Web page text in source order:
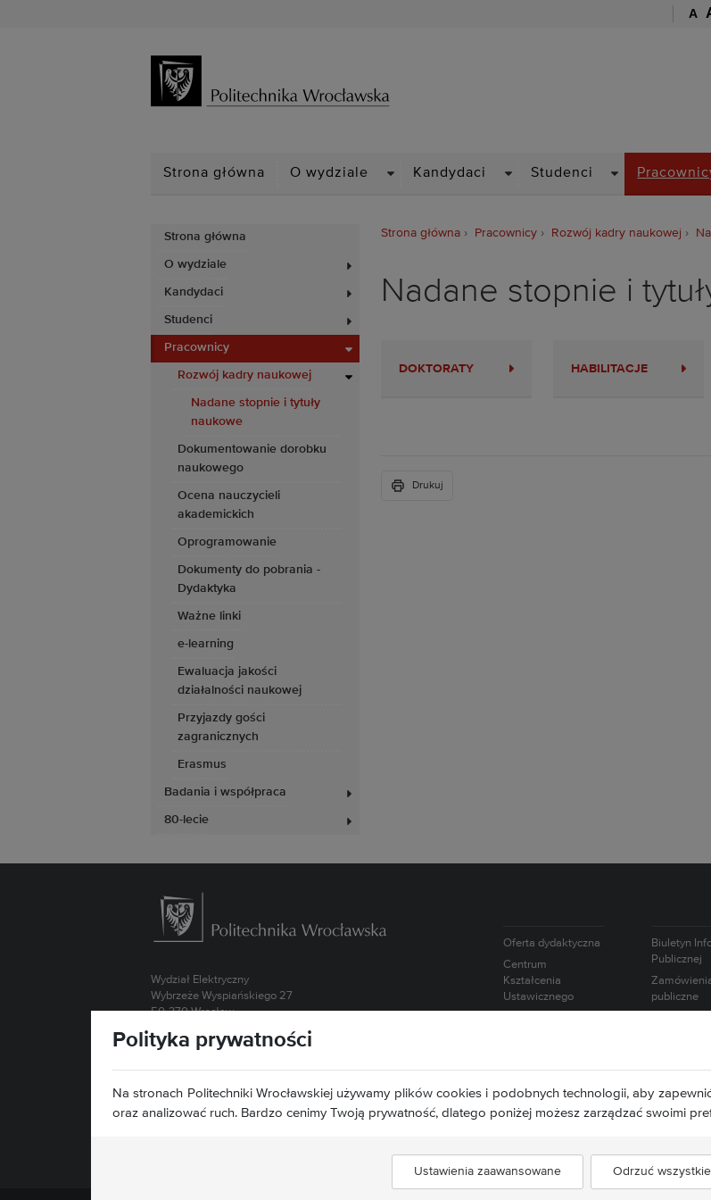
A
Strona główna O wydziale Kandydaci Studenci
Strona główna
O wydziale
Kandydaci
Studenci
Pracownicy
Rozwój kadry naukowej
Nadane stopnie i tytuły
naukowe
Dokumentowanie dorobku
naukowego
Ocena nauczycieli
akademickich
Oprogramowanie
Dokumenty do pobrania -
Dydaktyka
Ważne linki
e-learning
Ewaluacja jakości
działalności naukowej
Przyjazdy gości
zagranicznych
Erasmus
Badania i współpraca
80-lecie
Strona główna Pracownicy Rozwój kadry naukowej
Nadane stopnie i
DOKTORATY HABILITACJE
Drukuj
Wydział Elektryczny
Wybrzeże Wyspiańskiego 27
50-370 Wrocław
Kontakt »
Oferta dydaktyczna
Centrum
Kształcenia
Ustawicznego
Humanistycznych i
Społecznych
Studium
Biuletyn
Publicznej
publiczne
Naukowca
Polityka prywatności
Na stronach Politechniki Wrocławskiej używamy plików cookies i podobnych technologii, aby
oraz analizować ruch. Bardzo cenimy Twoją prywatność, dlatego poniżej możesz zarządzać swoimi
Ustawienia zaawansowane Odrzuć